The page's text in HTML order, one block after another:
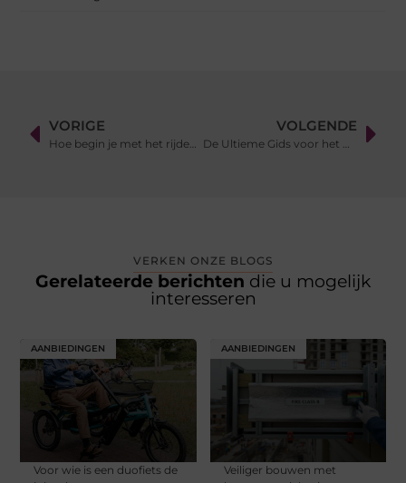
VORIGE
Hoe begin je met het rijden van een vrachtwagen zelfs zonder ervaring?
VOLGENDE
De Ultieme Gids voor het Kiezen van een Herenkapper in Apeldoorn
VERKEN ONZE BLOGS
Gerelateerde berichten die u mogelijk
interesseren
AANBIEDINGEN
Voor wie is een duofiets de
AANBIEDINGEN
Veiliger bouwen met